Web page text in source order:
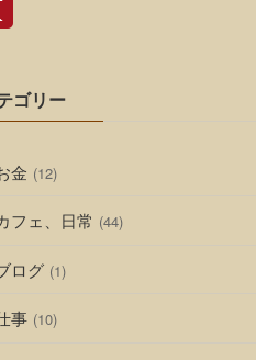
ゴリー
金 (12)
フェ、日常 (44)
ログ (1)
事 (10)